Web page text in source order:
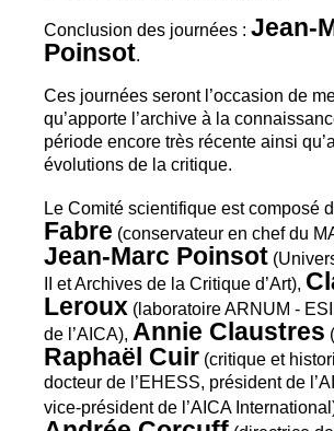
Conclusion des journées : Jean-
Poinsot.
Ces journées seront l’occasion de
qu’apporte l’archive à la
période encore très récente ainsi
évolutions de la critique.
Le Comité scientifique est composé
Fabre (conservateur en chef du
Jean-Marc Poinsot
II et Archives de la Critique d’Art),
Leroux (laboratoireARNUM -
de l’AICA), Annie Claustres (
Raphaël Cuir (critique et
docteur de l’EHESS, président de l’
vice-président de l’AICA